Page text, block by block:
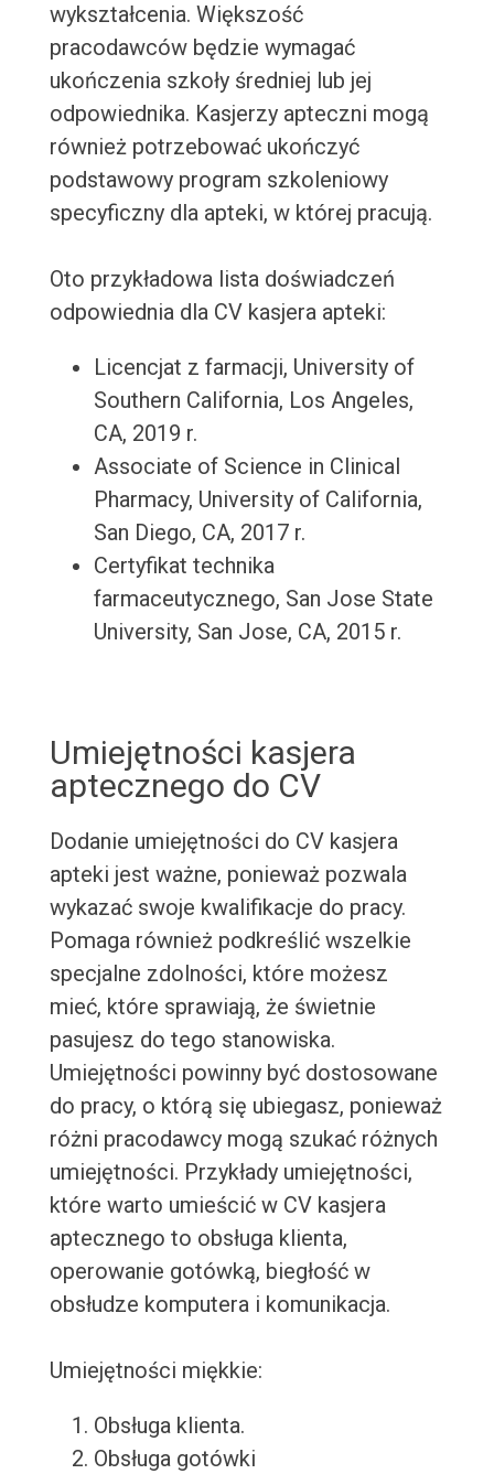
wykształcenia. Większość
pracodawców będzie wymagać
ukończenia szkoły średniej lub jej
odpowiednika. Kasjerzy apteczni mogą
również potrzebować ukończyć
podstawowy program szkoleniowy
specyficzny dla apteki, w której pracują.
Oto przykładowa lista doświadczeń
odpowiednia dla CV kasjera apteki:
Licencjat z farmacji, University of
Southern California, Los Angeles,
CA, 2019 r.
Associate of Science in Clinical
Pharmacy, University of California,
San Diego, CA, 2017 r.
Certyfikat technika
farmaceutycznego, San Jose State
University, San Jose, CA, 2015 r.
Umiejętności kasjera
aptecznego do CV
Dodanie umiejętności do CV kasjera
apteki jest ważne, ponieważ pozwala
wykazać swoje kwalifikacje do pracy.
Pomaga również podkreślić wszelkie
specjalne zdolności, które możesz
mieć, które sprawiają, że świetnie
pasujesz do tego stanowiska.
Umiejętności powinny być dostosowane
do pracy, o którą się ubiegasz, ponieważ
różni pracodawcy mogą szukać różnych
umiejętności. Przykłady umiejętności,
które warto umieścić w CV kasjera
aptecznego to obsługa klienta,
operowanie gotówką, biegłość w
obsłudze komputera i komunikacja.
Umiejętności miękkie:
Obsługa klienta.
Obsługa gotówki